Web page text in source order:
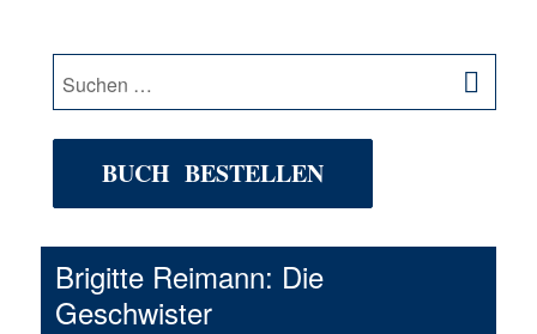
Suche
nach:
BUCH BESTELLEN
Brigitte Reimann: Die
Geschwister